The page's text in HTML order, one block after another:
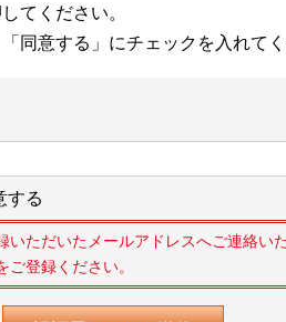
てください。
同意する」にチェックを入れてく
する
ただいたメールアドレスへご連絡いた
登録ください。